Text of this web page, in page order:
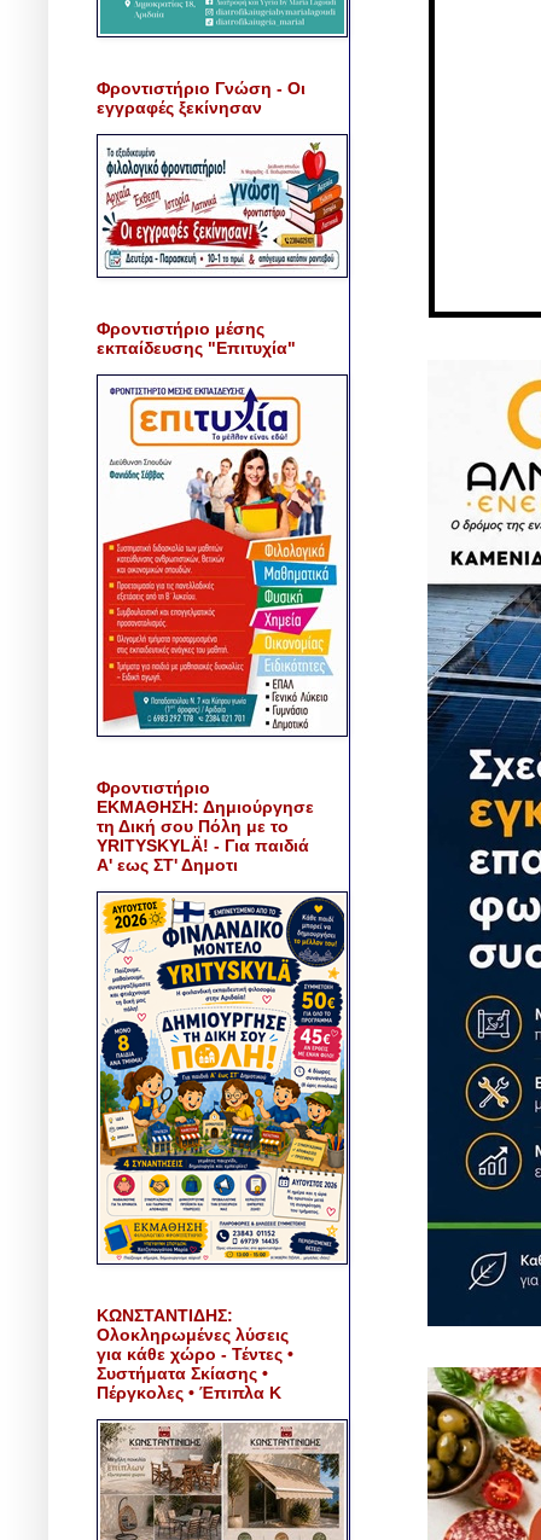
Φροντιστήριο Γνώση - Οι
εγγραφές ξεκίνησαν
Φροντιστήριο μέσης
εκπαίδευσης "Επιτυχία"
Φροντιστήριο
ΕΚΜΑΘΗΣΗ: Δημιούργησε
τη Δική σου Πόλη με το
YRITYSKYLÄ! - Για παιδιά
Α' εως ΣΤ' Δημοτι
ΚΩΝΣΤΑΝΤΙΔΗΣ:
Ολοκληρωμένες λύσεις
για κάθε χώρο - Τέντες •
Συστήματα Σκίασης •
Πέργκολες • Έπιπλα Κ